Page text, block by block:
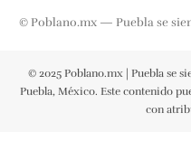
© Poblano.mx — Puebla se
© 2025 Poblano.mx | Puebla se
Puebla, México. Este contenido
con